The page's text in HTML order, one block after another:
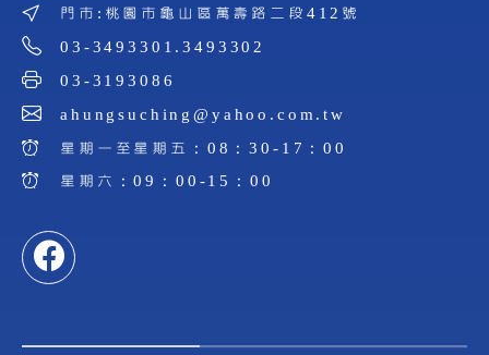
門市:桃園市龜山區萬壽路二段412號
03-3493301.3493302
03-3193086
ahungsuching@yahoo.com.tw
星期一至星期五：08：30-17：00
星期六：09：00-15：00